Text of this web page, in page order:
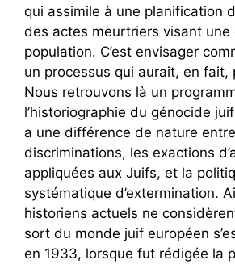
qui assimile à une planification
des actes meurtriers visant une
population. C’est envisager
un processus qui aurait, en fait,
Nous retrouvons là un
l’historiographie du génocide
a une différence de nature
discriminations, les exactions
appliquées aux Juifs, et la
systématique d’extermination.
historiens actuels ne
sort du monde juif européen
en 1933, lorsque fut rédigée la